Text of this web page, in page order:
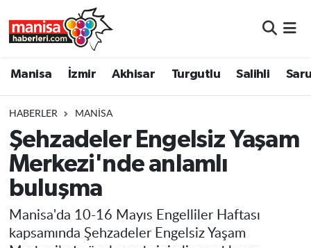
Manisa İzmir Akhisar Turgutlu Salihli
HABERLER MANISA
Şehzadeler Engelsiz Yaşam
Merkezi'nde anlamlı
buluşma
Manisa'da 10-16 Mayıs Engelliler Haftası
kapsamında Şehzadeler Engelsiz Yaşam
Turgutlu
Salihli
Saruhanlı
Manisa Nöbetçi Eczaneler
Manisa Trafik Yoğunluk Haritası
Süper Lig Puan Durumu ve Fikstür
Tüm Manşetler